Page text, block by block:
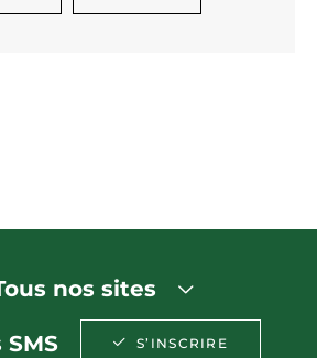
nos sites
S’INSCRIRE